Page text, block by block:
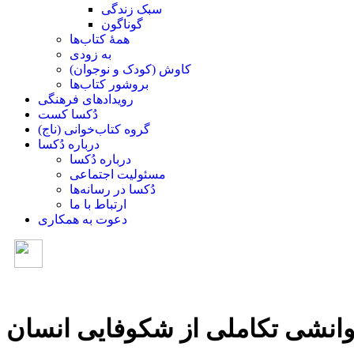
سبک زندگی
گوناگون
همۀ کتاب‌ها
به زودی
کاوش (کودک و ‌نوجوان)
بروشور کتاب‌ها
رویدادهای فرهنگی
دُکسا کست
گروه کتاب‌خوانی (ناج)
درباره دُکسا
درباره دُکسا
مسئولیت اجتماعی
دُکسا در رسانه‌ها
ارتباط با ما
دعوت به همکاری
تکاملی از شکوفایی انسان